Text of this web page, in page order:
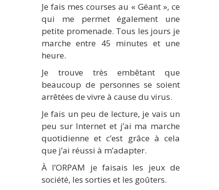
Je fais mes courses au « Géant », ce
qui me permet également une
petite promenade. Tous les jours je
marche entre 45 minutes et une
heure.
Je trouve très embêtant que
beaucoup de personnes se soient
arrêtées de vivre à cause du virus.
Je fais un peu de lecture, je vais un
peu sur Internet et j’ai ma marche
quotidienne et c’est grâce à cela
que j’ai réussi à m’adapter.
À l’ORPAM je faisais les jeux de
société, les sorties et les goûters.